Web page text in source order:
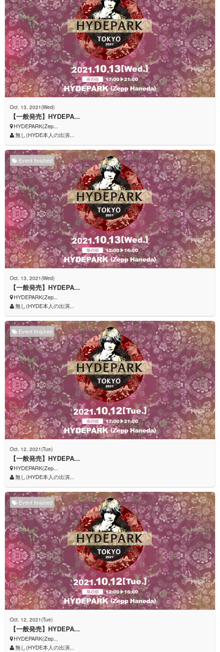
Oct. 13, 2021(Wed)
【一般発売】HYDEPA...
HYDEPARK(Zep...
無し(HYDE本人の出演...
Event finished
Oct. 13, 2021(Wed)
【一般発売】HYDEPA...
HYDEPARK(Zep...
無し(HYDE本人の出演...
Event finished
Oct. 12, 2021(Tue)
【一般発売】HYDEPA...
HYDEPARK(Zep...
無し(HYDE本人の出演...
Event finished
Oct. 12, 2021(Tue)
【一般発売】HYDEPA...
HYDEPARK(Zep...
無し(HYDE本人の出演...